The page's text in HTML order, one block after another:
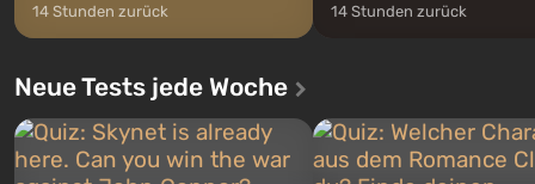
14 Stunden zurück 14 Stunden zurück
Neue Tests jede Woche